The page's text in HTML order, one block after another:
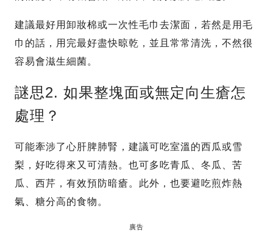
建議最好用卸妝棉或一次性毛巾去潔面，若然是用毛
巾的話，用完最好盡快晾乾，並且常常清洗，不然很
容易會滋生細菌。
謎思2. 如果整塊面或無定向生瘡怎
處理？
可能牽涉了心肝脾肺腎，建議可吃室溫的西瓜或雪
梨，好吃得來又可清熱。也可多吃青瓜、冬瓜、苦
瓜、西芹，有效預防暗瘡。此外，也要避吃煎炸熱
氣、糖分高的食物。
廣告